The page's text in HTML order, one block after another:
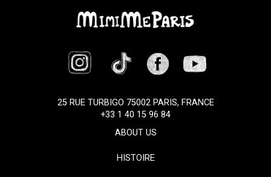
25 RUE TURBIGO 75002 PARIS, FRANCE
+33 1 40 15 96 84
ABOUT US
HISTOIRE